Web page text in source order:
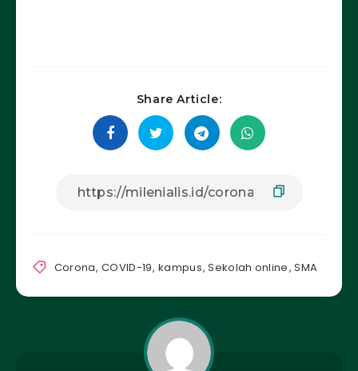
Share Article:
Corona,COVID-19,kampus,Sekolah online,SMA